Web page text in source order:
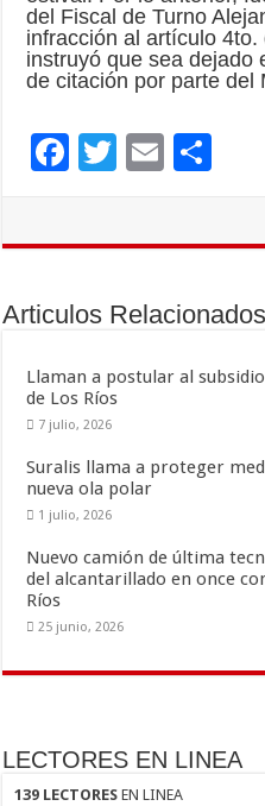
del Fiscal de Turno
infracción al artículo
instruyó que sea dejado
de citación por parte del
F
o
k
T
E
ar
r
Articulos Relacionados
Llaman a postular al
de Los Ríos
7 julio, 2026
Suralis llama a proteger
nueva ola polar
1 julio, 2026
Nuevo camión de última
del alcantarillado en once
Ríos
25 junio, 2026
LECTORES EN LINEA
139 LECTORES EN LINEA